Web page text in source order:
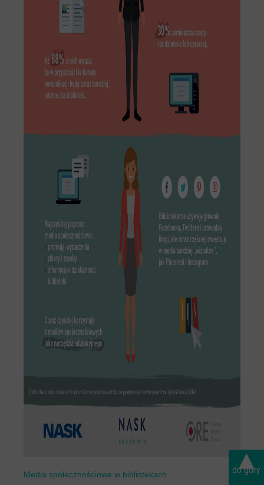
Media społecznościowe w bibliotekach ▴
do góry